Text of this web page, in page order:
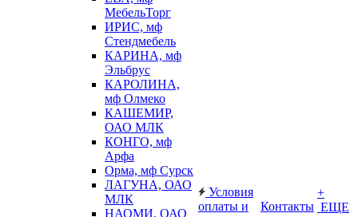
МебельТорг
ИРИС, мф
Стендмебель
КАРИНА, мф
Эльбрус
КАРОЛИНА,
мф Олмеко
КАШЕМИР,
ОАО МЛК
КОНГО, мф
Арфа
Орма, мф Сурск
ЛАГУНА, ОАО
МЛК
НАОМИ, ОАО
Условия
оплаты и
Контакты
+
ЕЩЕ